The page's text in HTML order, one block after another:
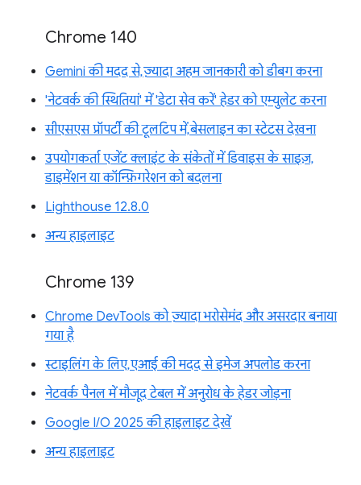
Chrome 140
Gemini की मदद से, ज़्यादा अहम जानकारी को डीबग करना
'नेटवर्क की स्थितियां' में 'डेटा सेव करें' हेडर को एम्युलेट करना
सीएसएस प्रॉपर्टी की टूलटिप में, बेसलाइन का स्टेटस देखना
उपयोगकर्ता एजेंट क्लाइंट के संकेतों में डिवाइस के साइज़,
डाइमेंशन या कॉन्फ़िगरेशन को बदलना
Lighthouse 12.8.0
अन्य हाइलाइट
Chrome 139
Chrome DevTools को ज़्यादा भरोसेमंद और असरदार बनाया
गया है
स्टाइलिंग के लिए, एआई की मदद से इमेज अपलोड करना
नेटवर्क पैनल में मौजूद टेबल में अनुरोध के हेडर जोड़ना
Google I/O 2025 की हाइलाइट देखें
अन्य हाइलाइट